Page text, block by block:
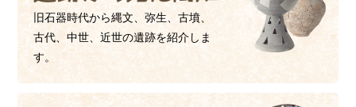
旧石器時代から縄文、弥生、古墳、
古代、中世、近世の遺跡を紹介しま
す。